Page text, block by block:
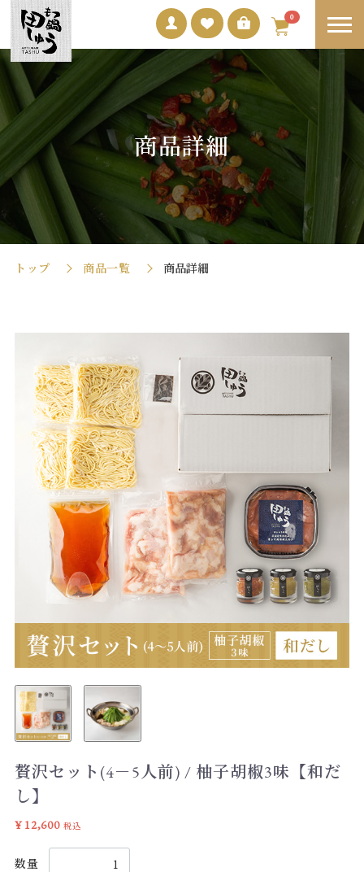
0
商品詳細
トップ 商品一覧 商品詳細
贅沢セット(4－5人前) / 柚子胡椒3味【和だ
し】
¥ 12,600 税込
数量